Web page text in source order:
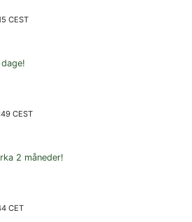
CEST
CEST
2 måneder!
CET